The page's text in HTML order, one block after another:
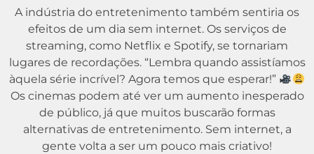
A indústria do entretenimento também sentiria os
efeitos de um dia sem internet. Os serviços de
streaming, como Netflix e Spotify, se tornariam
lugares de recordações. “Lembra quando assistíamos
àquela série incrível? Agora temos que esperar!”
Os cinemas podem até ver um aumento inesperado
de público, já que muitos buscarão formas
alternativas de entretenimento. Sem internet, a
gente volta a ser um pouco mais criativo!